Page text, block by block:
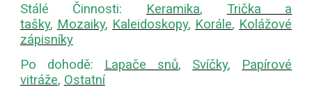
Stálé Činnosti: Keramika, Trička a
tašky, Mozaiky, Kaleidoskopy, Korále, Kolážové
zápisníky
Po dohodě: Lapače snů, Svíčky, Papírové
vitráže, Ostatní